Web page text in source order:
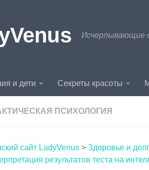
Исчерпывающие
и дети Секреты красоты
ПСИХОЛОГИЯ
сайт LadyVenus > Здоровье и
результатов теста на